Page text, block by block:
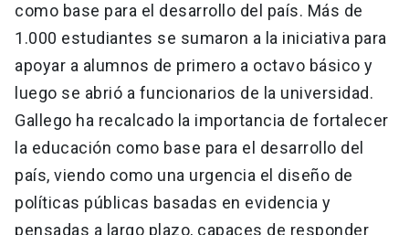
como base para el desarrollo del país. Más de
1.000 estudiantes se sumaron a la iniciativa para
apoyar a alumnos de primero a octavo básico y
luego se abrió a funcionarios de la universidad.
Gallego ha recalcado la importancia de fortalecer
la educación como base para el desarrollo del
país, viendo como una urgencia el diseño de
políticas públicas basadas en evidencia y
pensadas a largo plazo, capaces de responder